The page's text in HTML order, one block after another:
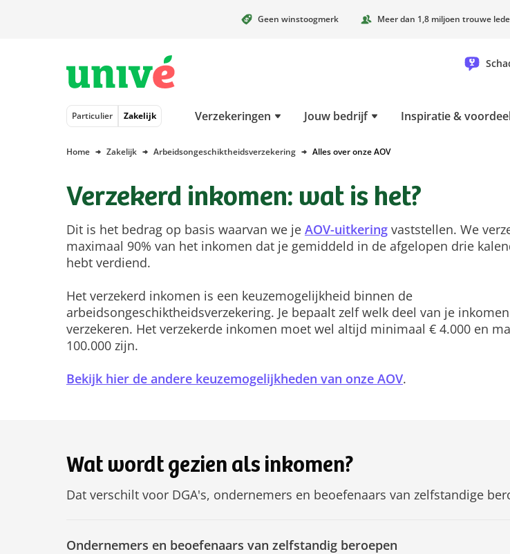
Geen winstoogmerk Meer dan 1,8 miljoen trouwe
Particulier Zakelijk Verzekeringen Jouw bedrijf Inspiratie &
Home Zakelijk Arbeidsongeschiktheidsverzekering Alles over onze AOV
Verzekerd inkomen: wat is het?
Dit is het bedrag op basis waarvan we je AOV-uitkering vaststellen. We
maximaal 90% van het inkomen dat je gemiddeld in de afgelopen drie
hebt verdiend.
Het verzekerd inkomen is een keuzemogelijkheid binnen de
arbeidsongeschiktheidsverzekering. Je bepaalt zelf welk deel van je
verzekeren. Het verzekerde inkomen moet wel altijd minimaal € 4.000 en
100.000 zijn.
Bekijk hier de andere keuzemogelijkheden van onze AOV.
Wat wordt gezien als inkomen?
Dat verschilt voor DGA's, ondernemers en beoefenaars van zelfstandige
Ondernemers en beoefenaars van zelfstandig beroepen